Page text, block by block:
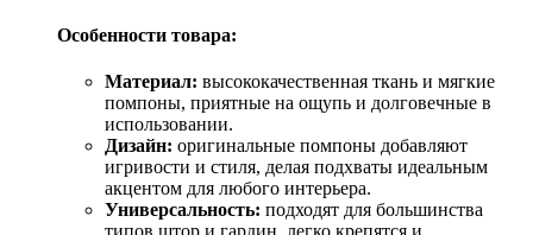
Особенности товара:
Материал: высококачественная ткань и мягкие
помпоны, приятные на ощупь и долговечные в
использовании.
Дизайн: оригинальные помпоны добавляют
игривости и стиля, делая подхваты идеальным
акцентом для любого интерьера.
Универсальность: подходят для большинства
типов штор и гардин, легко крепятся и